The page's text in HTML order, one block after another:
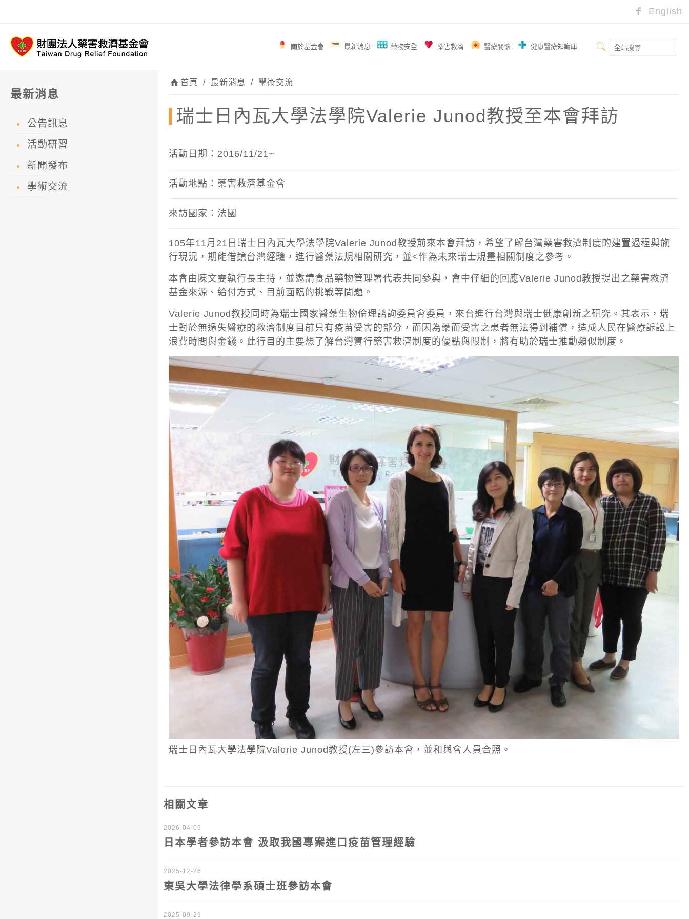
English
關於基金會 最新消息 藥物安全 藥害救濟 醫療關懷 健康醫療知識庫
首頁 / 最新消息 / 學術交流
瑞士日內瓦大學法學院Valerie Junod教授至本會拜訪
活動日期：2016/11/21~
活動地點：藥害救濟基金會
來訪國家：法國
105年11月21日瑞士日內瓦大學法學院Valerie Junod教授前來本會拜訪，希望了解台灣藥害救濟制度的建置過程與施
行現況，期能借鏡台灣經驗，進行醫藥法規相關研究，並<作為未來瑞士規畫相關制度之參考。
本會由陳文雯執行長主持，並邀請食品藥物管理署代表共同參與，會中仔細的回應Valerie Junod教授提出之藥害救濟
基金來源、給付方式、目前面臨的挑戰等問題。
Valerie Junod教授同時為瑞士國家醫藥生物倫理諮詢委員會委員，來台進行台灣與瑞士健康創新之研究。其表示，瑞
士對於無過失醫療的救濟制度目前只有疫苗受害的部分，而因為藥而受害之患者無法得到補償，造成人民在醫療訴訟上
浪費時間與金錢。此行目的主要想了解台灣實行藥害救濟制度的優點與限制，將有助於瑞士推動類似制度。
瑞士日內瓦大學法學院Valerie Junod教授(左三)參訪本會，並和與會人員合照。
相關文章
2026-04-09
日本學者參訪本會 汲取我國專案進口疫苗管理經驗
2025-12-26
東吳大學法律學系碩士班參訪本會
2025-09-29
最新消息
公告訊息
活動研習
新聞發布
學術交流